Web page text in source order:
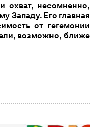
охват, несомненно,
Западу. Его главная
от гегемонии
возможно, ближе